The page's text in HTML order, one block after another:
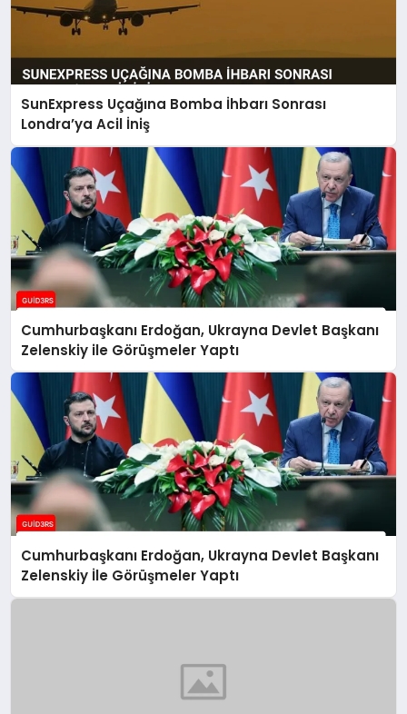
SunExpress Uçağına Bomba İhbarı Sonrası
Londra’ya Acil İniş
Cumhurbaşkanı Erdoğan, Ukrayna Devlet Başkanı
Zelenskiy ile Görüşmeler Yaptı
Cumhurbaşkanı Erdoğan, Ukrayna Devlet Başkanı
Zelenskiy İle Görüşmeler Yaptı